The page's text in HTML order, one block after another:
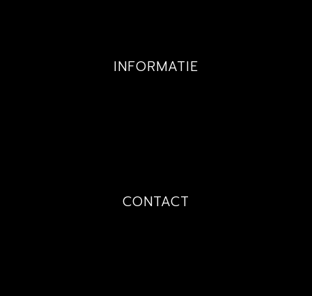
INFORMATIE
CONTACT